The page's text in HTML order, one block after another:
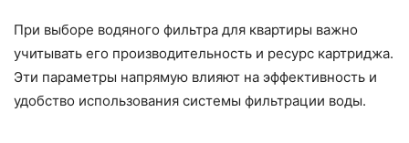
При выборе водяного фильтра для квартиры важно
учитывать его производительность и ресурс картриджа.
Эти параметры напрямую влияют на эффективность и
удобство использования системы фильтрации воды.